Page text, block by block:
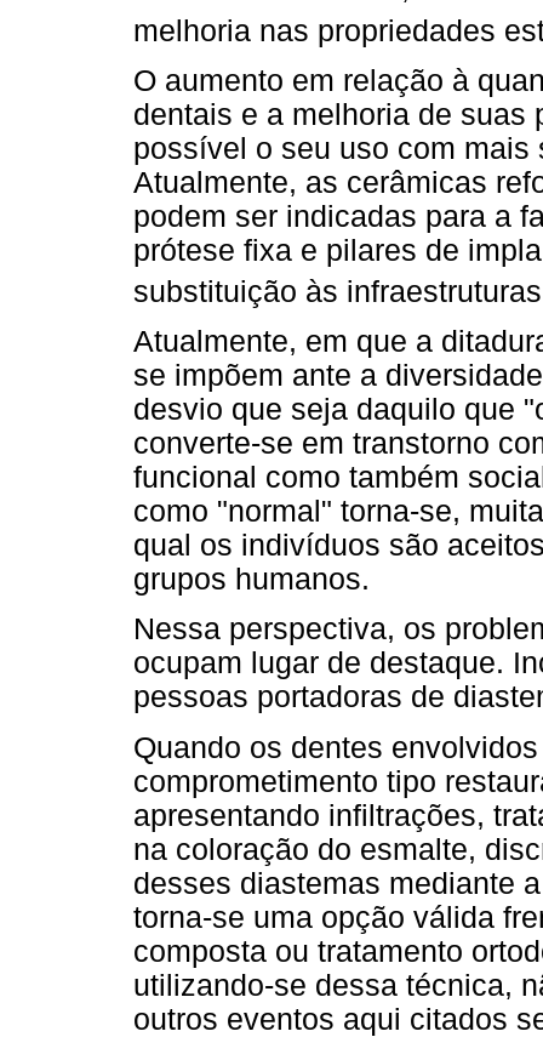
melhoria nas propriedades
O aumento em relação à
dentais e a melhoria de suas
possível o seu uso com
Atualmente, as cerâmicas
podem ser indicadas para a
prótese fixa e pilares de
substituição às
Atualmente, em que a
se impõem ante a
desvio que seja daquilo que
converte-se em transtorno
funcional como também
como "normal" torna-se,
qual os indivíduos são
grupos humanos.
Nessa perspectiva, os
ocupam lugar de destaque.
pessoas portadoras de
Quando os dentes
comprometimento tipo
apresentando infiltrações,
na coloração do esmalte,
desses diastemas mediante
torna-se uma opção válida
composta ou tratamento
utilizando-se dessa técnica,
outros eventos aqui citados